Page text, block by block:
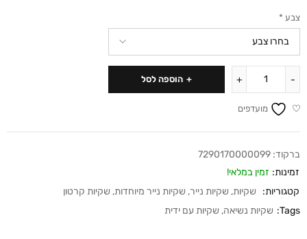
צבע *
הוספה לסל
מועדפים
ברקוד: 7290170000099
זמינות: זמין במלאי!
קטגוריות:
שקיות, שקיות נייר, שקיות נייר מיוחדות, שקיות קרטון
Tags: שקיות נשיאה, שקיות עם ידית